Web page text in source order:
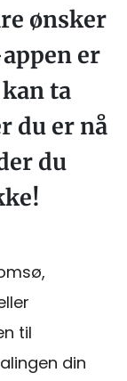
ønsker
er
ta
du er nå
du
til
din